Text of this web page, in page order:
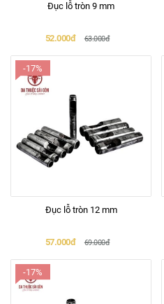
Đục lỗ tròn 9 mm
52.000đ 63.000đ
-17%
Đục lỗ tròn 12 mm
57.000đ 69.000đ
-17%